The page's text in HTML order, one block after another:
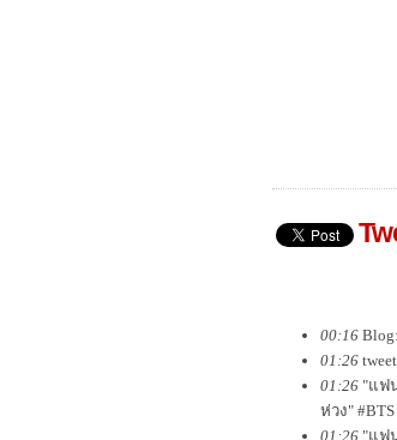
00:16
01:26
01:26 "แฟ
ห่วง" #BTS
01:26 "แฟ